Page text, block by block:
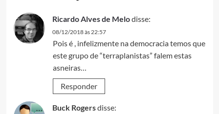
Ricardo Alves de Melodisse:
08/12/2018 às 22:57
Pois é , infelizmente na democracia temos que
este grupo de “terraplanistas” falem estas
asneiras…
Responder
Buck Rogersdisse: